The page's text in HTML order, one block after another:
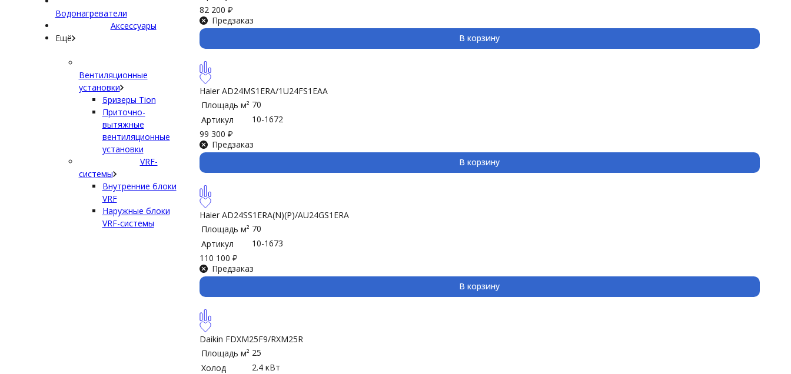
82 200 ₽
Предзаказ
В корзину
Haier AD24MS1ERA/1U24FS1EAA
Площадь м² 70
Артикул
10-1672
99 300 ₽
Предзаказ
В корзину
Haier AD24SS1ERA(N)(P)/AU24GS1ERA
Площадь м² 70
Артикул
10-1673
110 100 ₽
Предзаказ
В корзину
Daikin FDXM25F9/RXM25R
Площадь м² 25
Холод
2.4 кВт
Водонагреватели
Аксессуары
Ещё
Вентиляционные
установки
Бризеры Tion
Приточно-
вытяжные
вентиляционные
установки
VRF-
системы
Внутренние блоки
VRF
Наружные блоки
VRF-системы